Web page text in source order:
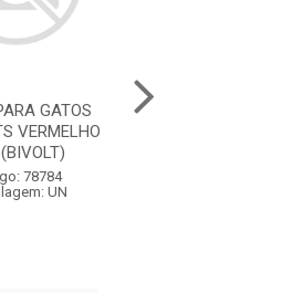
GATOS
VERMELHO
78784
UN